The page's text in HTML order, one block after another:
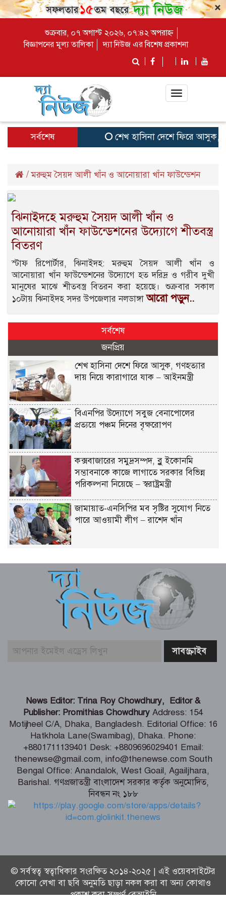
×
শুক্রবার, ০৭ অগাস্ট ২০২৬, ০৭:৪২ অপরাহ্ন
বিজ্ঞাপনের মূল্য তালিকা
দ্যা নিউজ এর বিশেষ প্রকাশনা
Toggle
সর্বশেষ শেখ হাসিনা দেশে ফিরে আসুক,
/মরুহুম সৈয়দ আলী খাঁন ও আনোয়ারা খাঁন ফাউন্ডেশন
ঝিনাইদহে মরুহুম সৈয়দ আলী খাঁন ও
আনোয়ারা খাঁন ফাউন্ডেশনের উদ্যোগে শীতবস্ত্র
বিতরণ
স্টাফ রিপোর্টার, ঝিনাইদহ: মরুহুম সৈয়দ আলী খাঁন ও
আনোয়ারা খাঁন ফাউন্ডেশনের উদ্যোগে হত দরিদ্র ও গরীব দুখী
মানুষের মাঝে শীতবস্ত্র বিতরন করা হয়েছে। শুক্রবার সকাল
১০টায় ঝিনাইদহ সদর উপজেলার নলডাঙ্গাআরো পড়ুন..
সর্বশেষ
জনপ্রিয়
শেখ হাসিনা দেশে ফিরে আসুক, গণহত্যার
দায় নিয়ে কারাগারে যাক – আইনমন্ত্রী
বিএনপির উদ্যোগে সবুজ বেনাপোলের
প্রত্যয়ে পঞ্চম দিনের বৃক্ষরোপণ
কক্সবাজারের সমুদ্রসম্পদ, ব্লু ইকোনমি
সম্ভাবনাকে কাজে লাগাতে সরকার বিভিন্ন
পরিকল্পনা নিয়েছে – স্বরাষ্ট্রমন্ত্রী
জামায়াত-এনসিপির মব সৃষ্টির সুযোগ নিতে
পারে আওয়ামী লীগ – রাশেদ খাঁন
করেছে সরকার – পর্যটনমন্ত্রী
স্বস্তির বার্তা পেলেন থালাপতি বিজয়, মামলা
প্রত্যাহার স্ত্রীর
দেশে হাম উপসর্গে আরও ৩ জনের মৃত্যু
দিল্লিতে শেখ হাসিনার বক্তব্য নিয়ে যা বলছে
ভারত
পাইকগাছায় নার্সারীতে গুটি কলম তৈরিতে
ব্যস্ত সময় পার করছেন শ্রমিকরা
মুসলিম ন্যাটো ঘোষণা
News Editor: Trina Roy Chowdhury, Editor &
Publisher: Promithias Chowdhury Address: 154
Motijheel C/A, Dhaka, Bangladesh. Editorial Office: 16
Hatkhola Lane(Swamibag), Dhaka. Phone:
+8801711139401 Desk: +8809696029401 Email:
thenewse@gmail.com, info@thenewse.com South
Bengal Office: Anandalok, West Goail, Agailjhara,
Barishal. গণপ্রজাতন্ত্রী বাংলাদেশ সরকার কর্তৃক অনুমোদিত,
নিবন্ধন নং ১৮৮
© সর্বস্বত্ব স্বত্বাধিকার সংরক্ষিত ২০১৪-২০২৫ | এই ওয়েবসাইটের
কোনো লেখা বা ছবি অনুমতি ছাড়া নকল করা বা অন্য কোথাও
প্রকাশ করা সম্পূর্ণ বেআইনি